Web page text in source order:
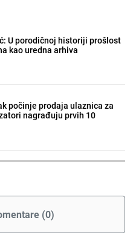
U porodičnoj historiji prošlost
kao uredna arhiva
počinje prodaja ulaznica za
nagrađuju prvih 10
(0)